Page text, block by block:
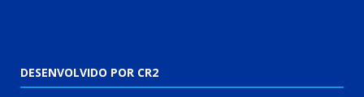
DESENVOLVIDO POR CR2